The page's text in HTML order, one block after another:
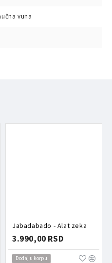
vuna
Jabadabado - Alat zeka
3.990,00 RSD
Dodaj u korpu